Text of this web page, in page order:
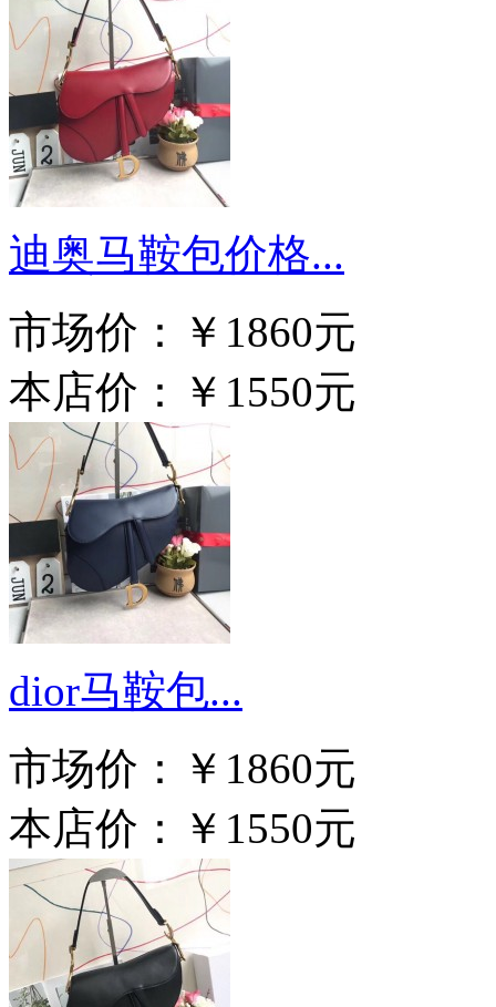
迪奥马鞍包价格...
市场价：
￥1860元
本店价：
￥1550元
dior马鞍包...
市场价：
￥1860元
本店价：
￥1550元